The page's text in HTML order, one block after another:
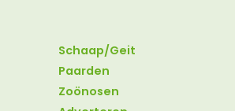
Schaap/Geit
Paarden
Zoönosen